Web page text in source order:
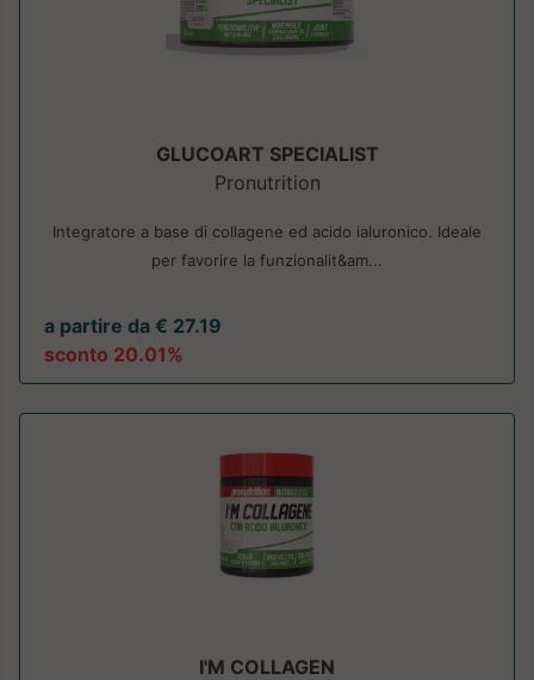
GLUCOART SPECIALIST
Pronutrition
Integratore a base di collagene ed acido ialuronico. Ideale
per favorire la funzionalit&am...
a partire da € 27.19
sconto 20.01%
I'M COLLAGEN